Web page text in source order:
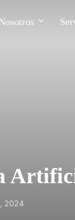
2024